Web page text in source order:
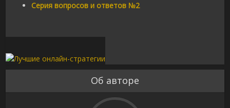
Серия вопросов и ответов №2
Об авторе